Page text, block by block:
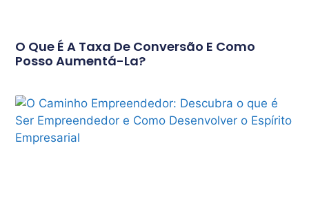
O Que É A Taxa De Conversão E Como
Posso Aumentá-La?